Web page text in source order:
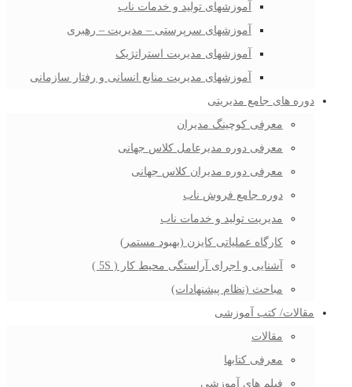
آموزشهای تولید و خدمات ناب
آموزشهای سرپرستی – مدیریت – رهبری
آموزشهای مدیریت استراتژیک
آموزشهای مدیریت منابع انسانی و رفتار سازمانی
دوره های جامع مدیریتی
معرفی کوچینگ مدیران
معرفی دوره مدیرعامل کلاس جهانی
معرفی دوره مدیران کلاس جهانی
دوره جامع فروش ناب
مدیریت تولید و خدمات ناب
کارگاه عملیاتی کایزن (بهبود مستمر)
آشنایی و اجرای آراستگی محیط کار ( 5S )
مباحث (نظام پیشنهادات)
مقالات/ کتب آموزشی
مقالات
معرفی کتابها
فیلم های آموزشی